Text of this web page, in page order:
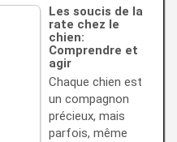
Les soucis de la
rate chez le
chien:
Comprendre et
agir
Chaque chien est
un compagnon
précieux, mais
parfois, même